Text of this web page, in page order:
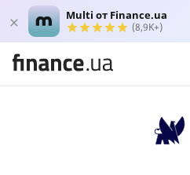
Multi от Finance.ua
(8,9K+)